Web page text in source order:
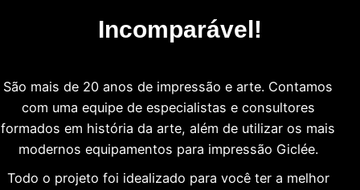
Incomparável!
São mais de 20 anos de impressão e arte. Contamos
com uma equipe de especialistas e consultores
formados em história da arte, além de utilizar os mais
modernos equipamentos para impressão Giclée.
Todo o projeto foi idealizado para você ter a melhor